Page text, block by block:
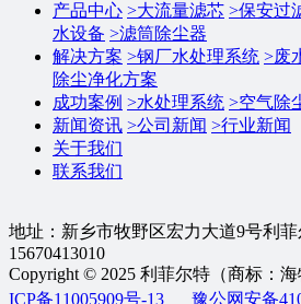
产品中心 >大流量滤芯 >保安过
水设备 >滤筒除尘器
解决方案 >钢厂水处理系统 >废
除尘净化方案
成功案例 >水处理系统 >空气除
新闻资讯 >公司新闻 >行业新闻
关于我们
联系我们
地址：新乡市牧野区宏力大道9号
15670413010
Copyright © 2025 利菲尔特（商标：
ICP备11005909号-13
豫公网安备